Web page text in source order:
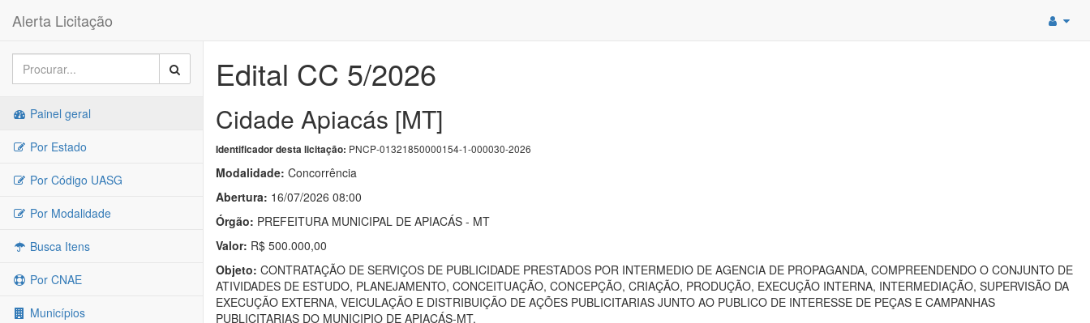
Alerta Licitação
Painel geral
Por Estado
Por Código UASG
Por Modalidade
Busca Itens
Por CNAE
Municípios
Edital CC 5/2026
Cidade Apiacás [MT]
Identificador desta licitação: PNCP-01321850000154-1-000030-2026
Modalidade: Concorrência
Abertura: 16/07/2026 08:00
Órgão: PREFEITURA MUNICIPAL DE APIACÁS - MT
Valor: R$ 500.000,00
Objeto: CONTRATAÇÃO DE SERVIÇOS DE PUBLICIDADE PRESTADOS POR INTERMEDIO DE AGENCIA DE PROPAGANDA, COMPREENDENDO O CONJUNTO DE
ATIVIDADES DE ESTUDO, PLANEJAMENTO, CONCEITUAÇÃO, CONCEPÇÃO, CRIAÇÃO, PRODUÇÃO, EXECUÇÃO INTERNA, INTERMEDIAÇÃO, SUPERVISÃO DA
EXECUÇÃO EXTERNA, VEICULAÇÃO E DISTRIBUIÇÃO DE AÇÕES PUBLICITARIAS JUNTO AO PUBLICO DE INTERESSE DE PEÇAS E CAMPANHAS
PUBLICITARIAS DO MUNICIPIO DE APIACÁS-MT.